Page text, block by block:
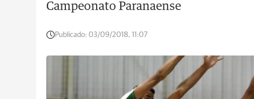
Campeonato Paranaense
Publicado: 03/09/2018, 11:07